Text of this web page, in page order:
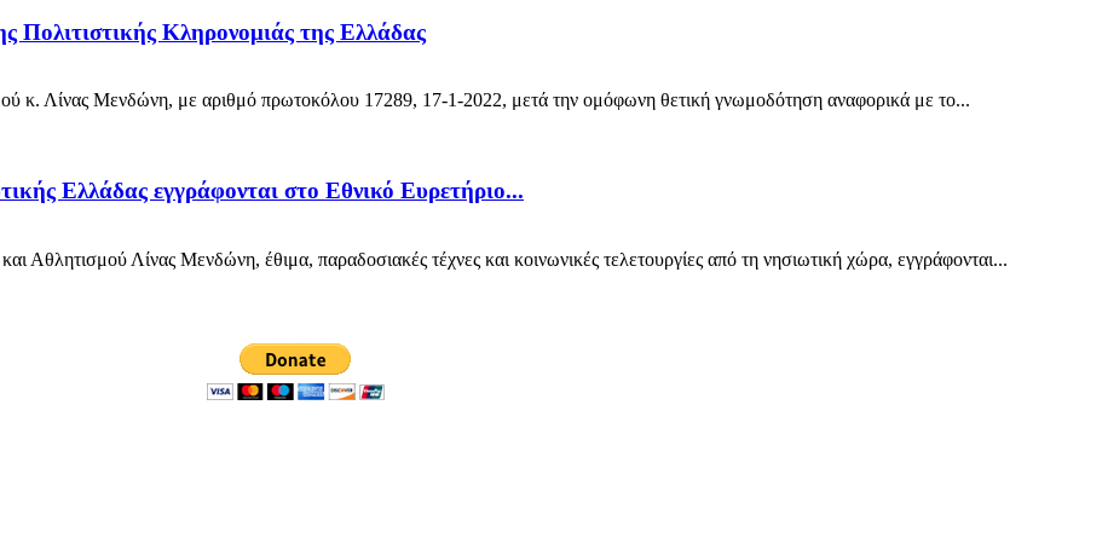
Κληρονομιάς της Ελλάδας
Λίνας Μενδώνη, με αριθμό πρωτοκόλου 17289, 17-1-2022, μετά την ομόφωνη θετική γνωμοδότηση αναφορικά με το...
Ελλάδας εγγράφονται στο Εθνικό Ευρετήριο...
Λίνας Μενδώνη, έθιμα, παραδοσιακές τέχνες και κοινωνικές τελετουργίες από τη νησιωτική χώρα, εγγράφονται...